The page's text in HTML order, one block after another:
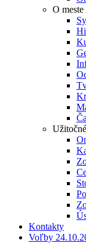
O meste
Kontakty
Voľby